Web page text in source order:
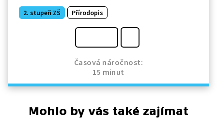
2. stupeň ZŠ Přírodopis
Časová náročnost:
15 minut
Mohlo by vás také zajímat